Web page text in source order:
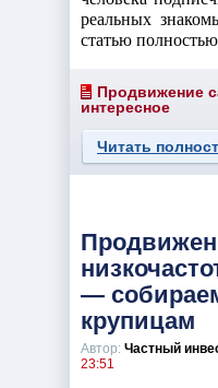
реальных
статью
Продвижение
интересное
Читать
—
крупицам
Автор: Частный
23:51